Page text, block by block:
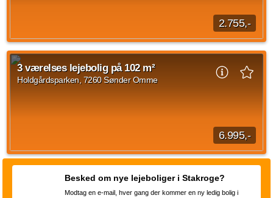
2.755,-
1 værelses ungdomsbolig på Rahbæksparken, Sønder Omme
på 30 kvadratmeter med indflytning d. 1. september 2026.
Husleje udgør 2.755 DKK. Ungdomsboligen...
Kilde: Bovia
3 værelses lejebolig på 102 m²
Holdgårdsparken, 7260 Sønder Omme
6.995,-
3 værelses bolig beliggende Holdgårdsparken, Sønder Omme
med en størrelse på 102 m2. Huslejen udgør 6.995 DKK og
Besked om nye lejeboliger i Stakroge?
Modtag en e-mail, hver gang der kommer en ny ledig bolig i